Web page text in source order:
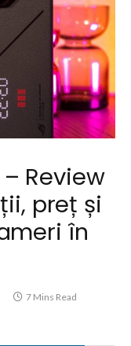
– Review
preț și
în
7 Mins Read